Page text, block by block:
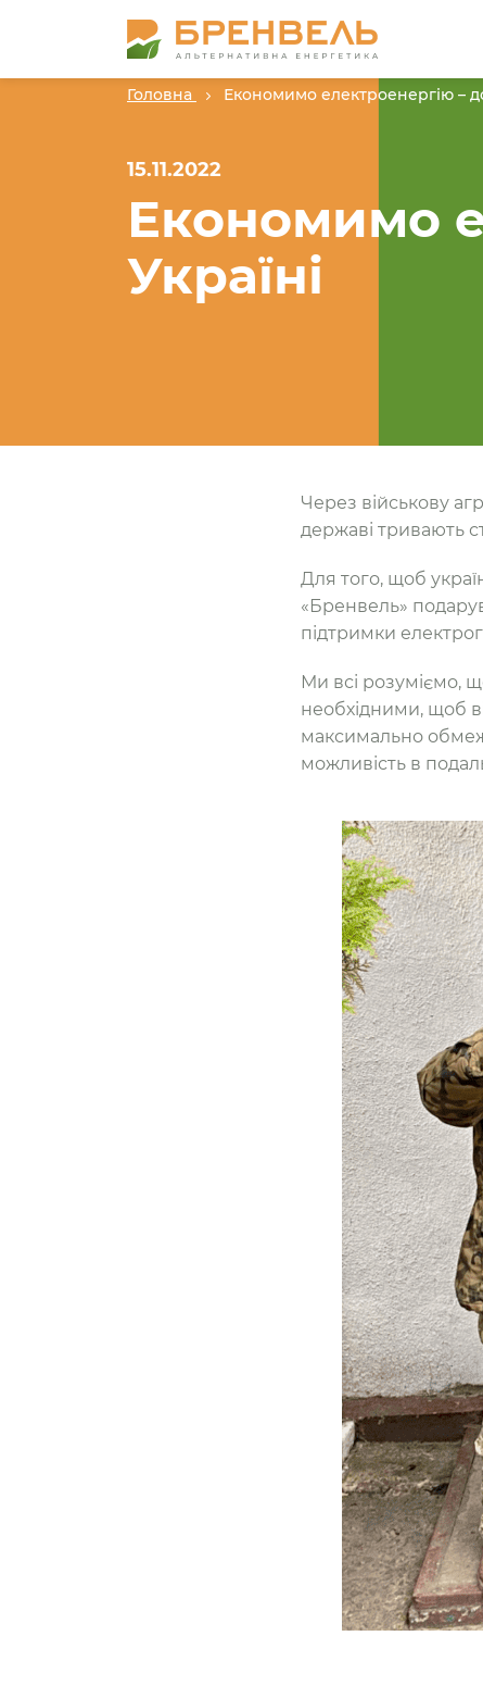
Головна Економимо електроенергію –
15.11.2022
Економимо
Україні
Через військову
державі тривають
Для того, щоб
«Бренвель»
підтримки
Ми всі розуміємо,
необхідними, щоб
максимально
можливість в